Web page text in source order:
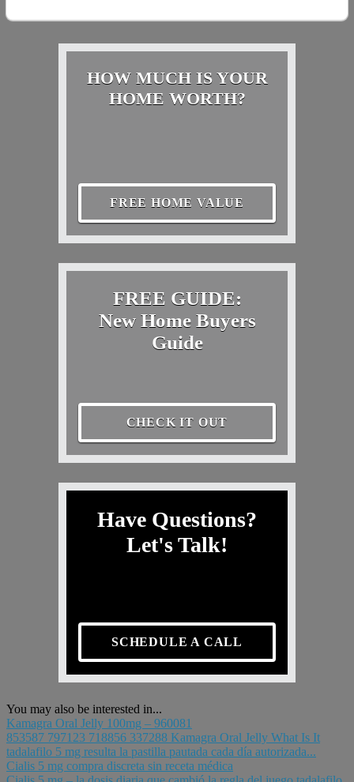
HOW MUCH IS YOUR
HOME WORTH?
FREE HOME VALUE
FREE GUIDE:
New Home Buyers
Guide
CHECK IT OUT
Have Questions?
Let's Talk!
SCHEDULE A CALL
You may also be interested in...
Kamagra Oral Jelly 100mg – 960081
853587 797123 718856 337288 Kamagra Oral Jelly What Is It
tadalafilo 5 mg resulta la pastilla pautada cada día autorizada...
Cialis 5 mg compra discreta sin receta médica